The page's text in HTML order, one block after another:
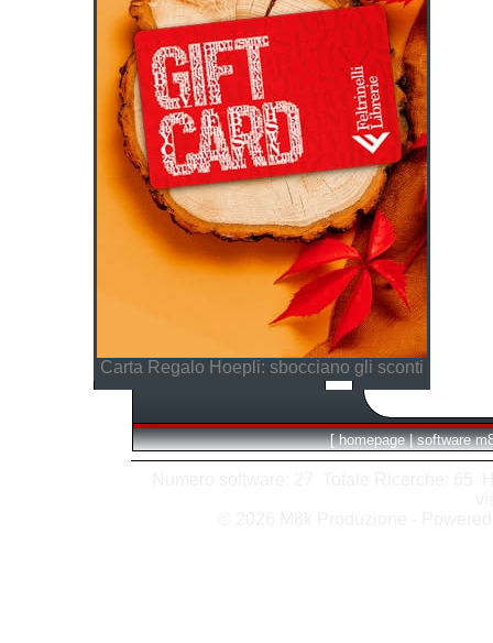
Carta Regalo Hoepli: sbocciano gli sconti
[ homepage | software